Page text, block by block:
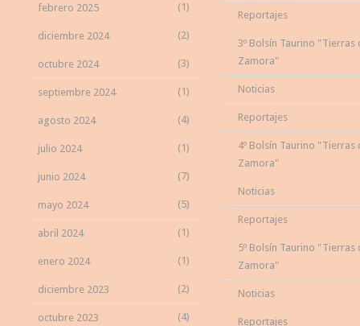
febrero 2025 (1)
diciembre 2024 (2)
octubre 2024 (3)
septiembre 2024 (1)
agosto 2024 (4)
julio 2024 (1)
junio 2024 (7)
mayo 2024 (5)
abril 2024 (1)
enero 2024 (1)
diciembre 2023 (2)
octubre 2023 (4)
Reportajes
3º Bolsín Taurino "Tierras
Zamora"
Noticias
Reportajes
4º Bolsín Taurino "Tierras
Zamora"
Noticias
Reportajes
5º Bolsín Taurino "Tierras
Zamora"
Noticias
Reportajes